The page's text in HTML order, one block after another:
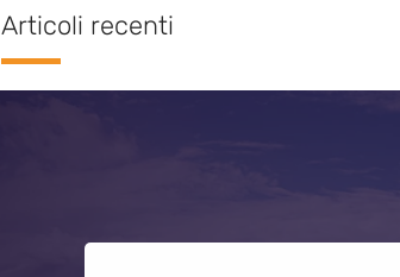
Articoli recenti